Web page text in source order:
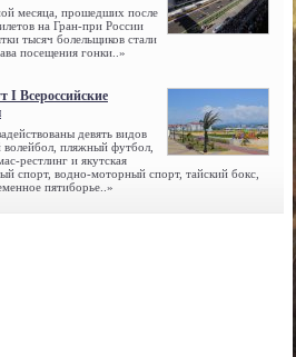
месяца, прошедших после
на Гран-при России
тысяч болельщиков стали
посещения гонки..»
I Всероссийские
девять видов
пляжный футбол,
рестлинг и якутская
спорт, водно-моторный спорт, тайский бокс,
пятиборье..»